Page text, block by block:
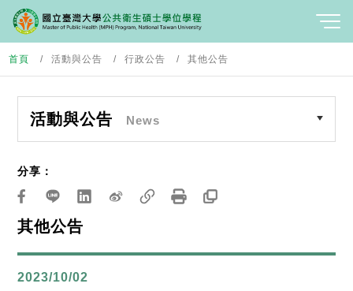
首頁 活動與公告 行政公告 其他公告
活動與公告 News
其他公告
分享：
2023/10/02